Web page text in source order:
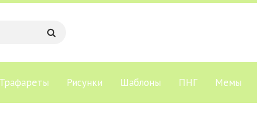
Трафареты Рисунки Шаблоны ПНГ Мемы